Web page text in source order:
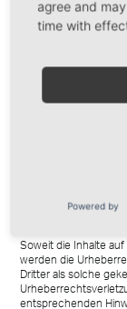
auf mögliche
Zeitpunkt der
konkrete
Bekanntwerden von
Seiten unterliegen
Bearbeitung,
jeweiligen Autors
nur für den privaten,
Soweit die Inhalte
werden die
Dritter als solche
entsprechenden
agree and
time with
Powered by